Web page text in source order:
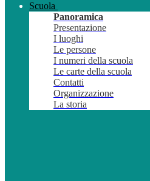
Scuola
Panoramica
Presentazione
I luoghi
Le persone
I numeri della scuola
Le carte della scuola
Contatti
Organizzazione
La storia